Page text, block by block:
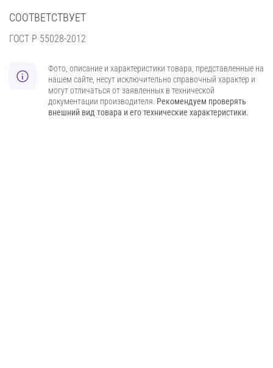
СООТВЕТСТВУЕТ
ГОСТ Р 55028-2012
Фото, описание и характеристики товара, представленные на
нашем сайте, несут исключительно справочный характер и
могут отличаться от заявленных в технической
документации производителя. Рекомендуем проверять
внешний вид товара и его технические характеристики.